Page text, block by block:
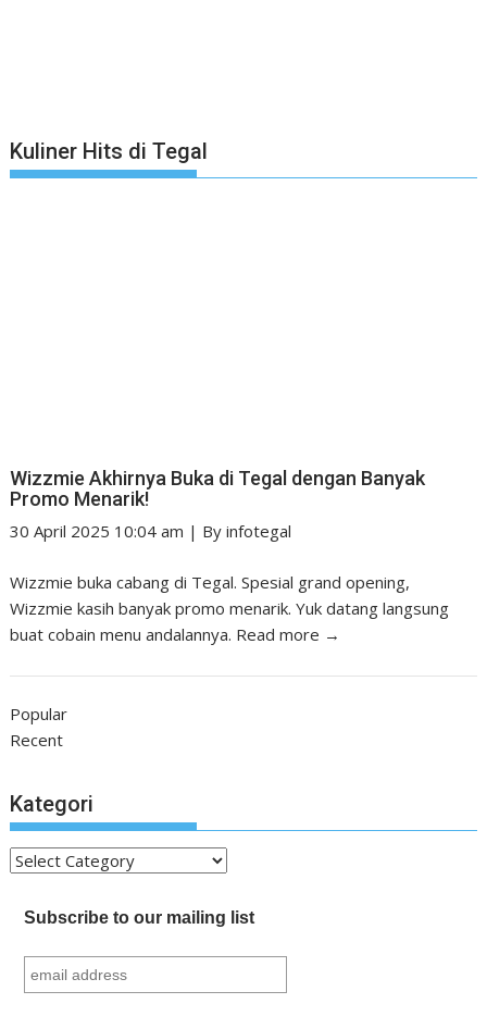
Kuliner Hits di Tegal
Wizzmie Akhirnya Buka di Tegal dengan Banyak
Promo Menarik!
30 April 2025 10:04 am | Byinfotegal
Wizzmie buka cabang di Tegal. Spesial grand opening,
Wizzmie kasih banyak promo menarik. Yuk datang langsung
buat cobain menu andalannya. Read more →
Popular
Recent
Kategori
Kategori
Subscribe to our mailing list